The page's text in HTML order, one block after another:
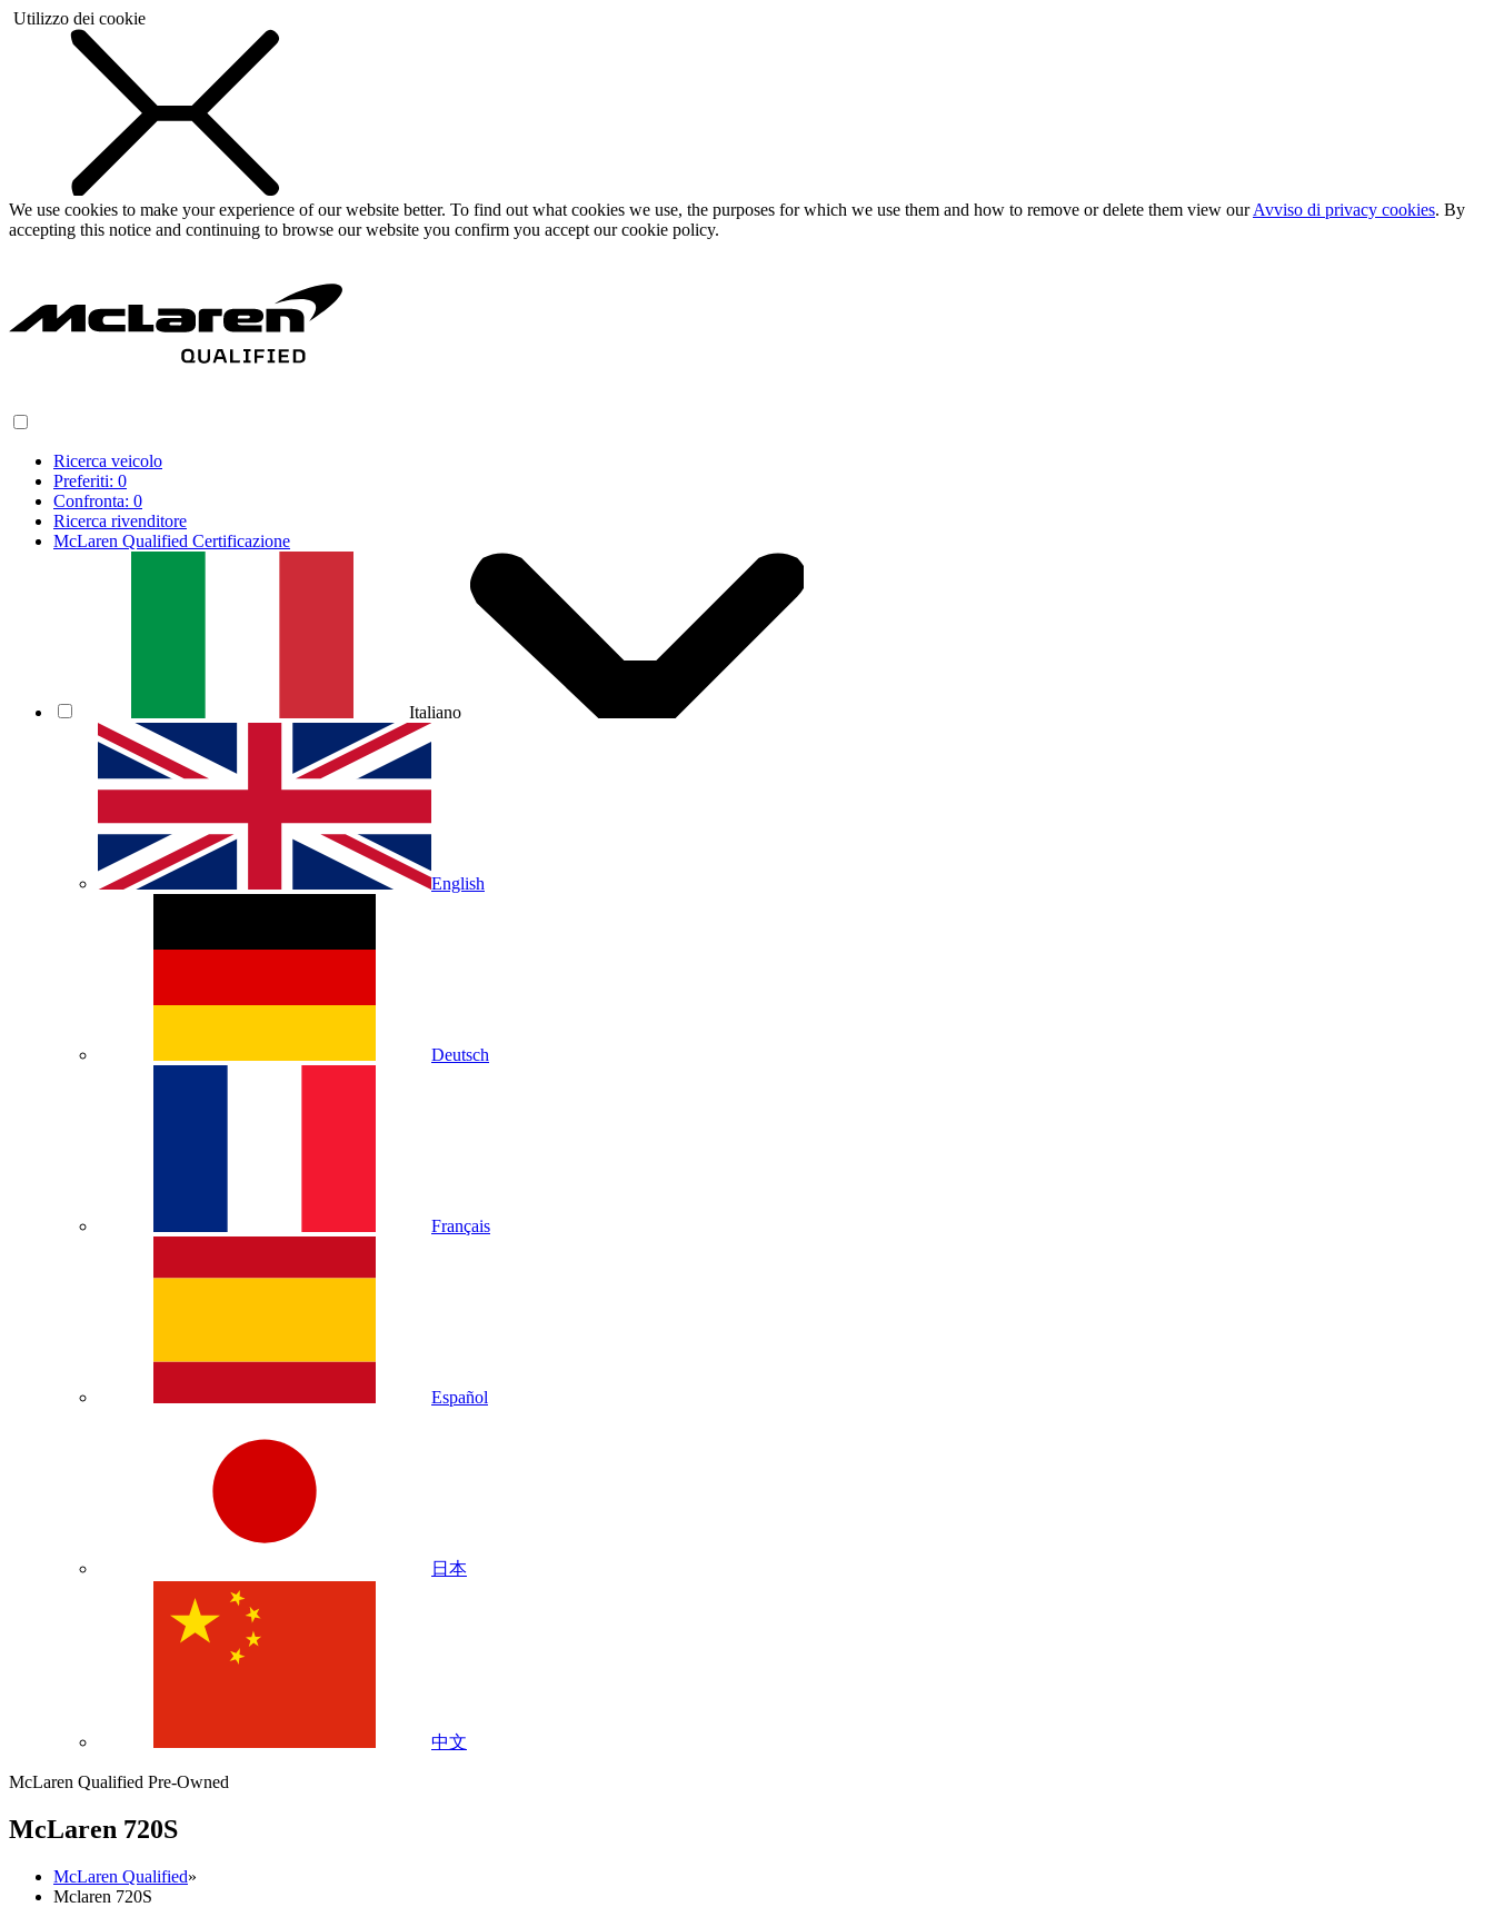
Utilizzo dei cookie
We use cookies to make your experience of our website better. To find out what cookies we use, the purposes for which we use them and how to remove or delete them view ourAvviso di privacy cookies. By
accepting this notice and continuing to browse our website you confirm you accept our cookie policy.
Ricerca veicolo
Preferiti: 0
Confronta: 0
Ricerca rivenditore
McLaren Qualified Certificazione
Italiano
English
Deutsch
Français
Español
日本
中文
McLaren Qualified Pre-Owned
McLaren 720S
McLaren Qualified»
Mclaren 720S